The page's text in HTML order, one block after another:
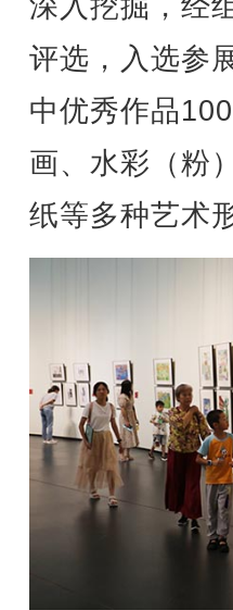
深入挖掘，经
评选，入选参
中优秀作品
画、水彩（粉
纸等多种艺术